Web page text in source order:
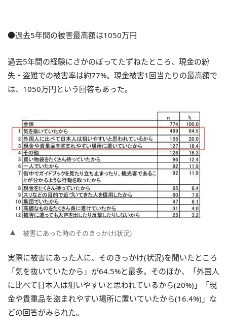
●過去5年間の被害最高額は1050万円
過去5年間の経験にさかのぼってたずねたところ、現金の紛
失・盗難での被害率は約77%。現金被害1回当たりの最高額で
は、1050万円という回答もあった。
被害にあった時のそのきっかけ(状況)
実際に被害にあった人に、そのきっかけ(状況)を聞いたところ
「気を抜いていたから」が64.5%と最多。そのほか、「外国人
に比べて日本人は狙いやすいと思われているから(20%)」「現
金や貴重品を盗まれやすい場所に置いていたから(16.4%)」な
どの回答がみられた。